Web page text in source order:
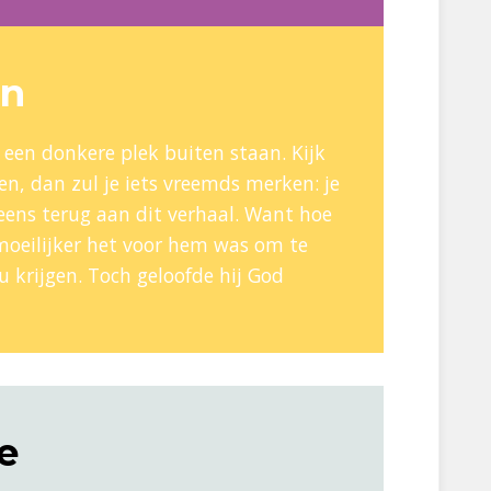
donkere plek buiten staan. Kijk
dan zul je iets vreemds merken: je
terug aan dit verhaal. Want hoe
het voor hem was om te
krijgen. Toch geloofde hij God